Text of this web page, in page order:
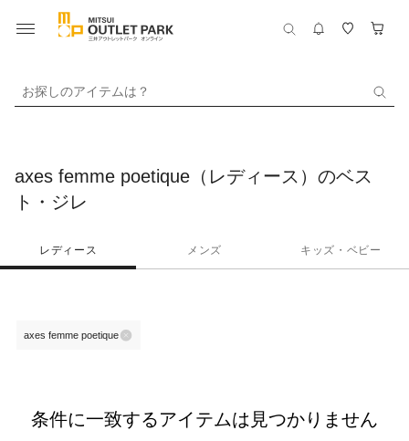
お探しのアイテムは？
axes femme poetique（レディース）のベス
ト・ジレ
レディース メンズ キッズ・ベビー
axes femme poetique
条件に一致するアイテムは見つかりません